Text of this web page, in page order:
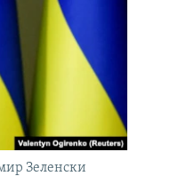
Зеленски